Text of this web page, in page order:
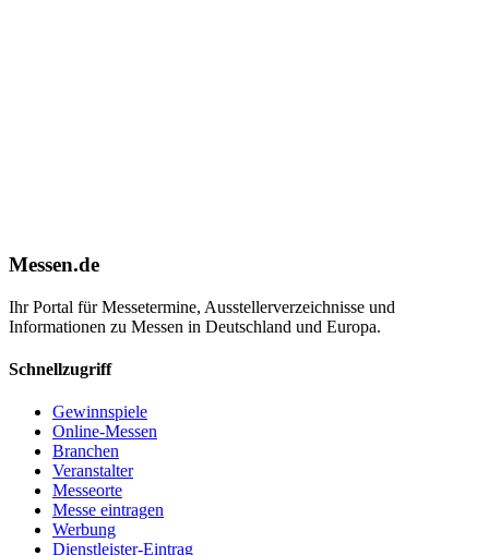
Messen.de
Ihr Portal für Messetermine, Ausstellerverzeichnisse und
Informationen zu Messen in Deutschland und Europa.
Schnellzugriff
Gewinnspiele
Online-Messen
Branchen
Veranstalter
Messeorte
Messe eintragen
Werbung
Dienstleister-Eintrag